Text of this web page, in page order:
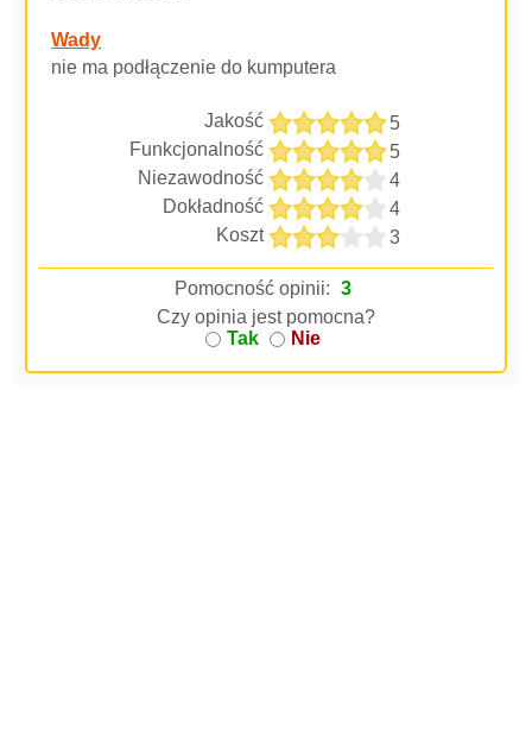
Wady
nie ma podłączenie do kumputera
Jakość
5
Funkcjonalność
5
Niezawodność
4
Dokładność
4
Koszt
3
Pomocność opinii: 3
Czy opinia jest pomocna?
Tak
Nie